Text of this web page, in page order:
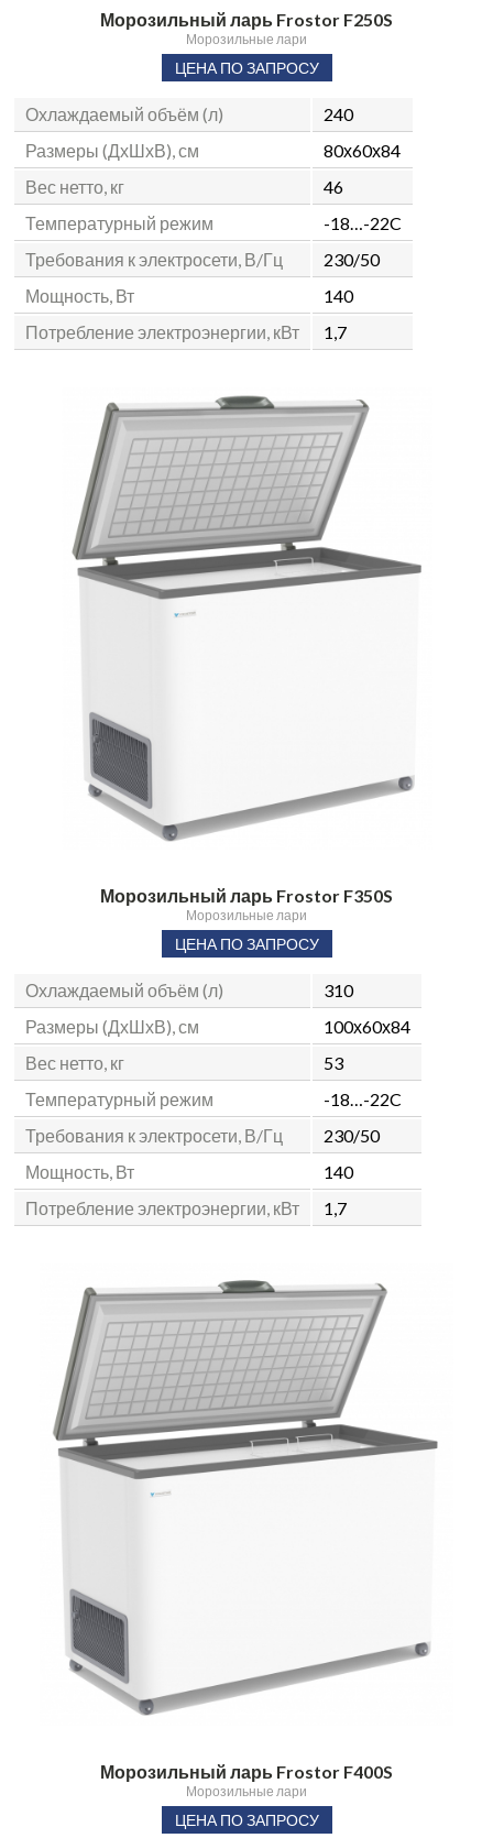
Морозильный ларь Frostor F250S
Морозильные лари
ЦЕНА ПО ЗАПРОСУ
Охлаждаемый объём (л)
240
Размеры (ДхШхВ), см
80х60х84
Вес нетто, кг
46
Температурный режим
-18…-22C
Требования к электросети, В/Гц
230/50
Мощность, Вт
140
Потребление электроэнергии, кВт
1,7
Морозильный ларь Frostor F350S
Морозильные лари
ЦЕНА ПО ЗАПРОСУ
Охлаждаемый объём (л)
310
Размеры (ДхШхВ), см
100х60х84
Вес нетто, кг
53
Температурный режим
-18…-22C
Требования к электросети, В/Гц
230/50
Мощность, Вт
140
Потребление электроэнергии, кВт
1,7
Морозильный ларь Frostor F400S
Морозильные лари
ЦЕНА ПО ЗАПРОСУ